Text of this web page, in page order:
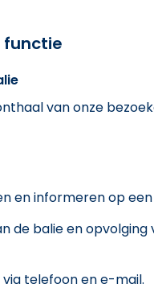
functie
van onze
en informeren op
de balie en
telefoon en e-mail.